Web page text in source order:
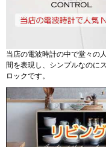
当店の電波時計の中で堂々の
間を表現し、シンプルなのに
ロックです。